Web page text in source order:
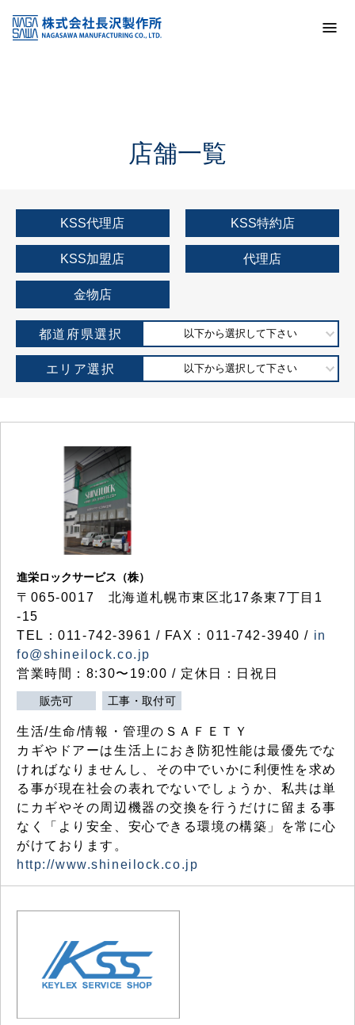
KSS加盟店・取扱店情報
店舗一覧
店舗一覧
KSS代理店 KSS特約店
KSS加盟店 代理店
金物店
都道府県選択 以下から選択して下さい
エリア選択 以下から選択して下さい
進栄ロックサービス（株）
〒065-0017 北海道札幌市東区北17条東7丁目1
-15
TEL：011-742-3961 / FAX：011-742-3940 / in
fo@shineilock.co.jp
営業時間：8:30〜19:00 / 定休日：日祝日
販売可 工事・取付可
生活/生命/情報・管理のＳＡＦＥＴＹ
カギやドアーは生活上におき防犯性能は最優先でな
ければなりませんし、その中でいかに利便性を求め
る事が現在社会の表れでないでしょうか、私共は単
にカギやその周辺機器の交換を行うだけに留まる事
なく「より安全、安心できる環境の構築」を常に心
がけております。
http://www.shineilock.co.jp